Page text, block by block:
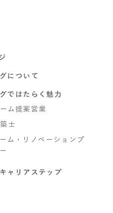
について
ではたらく魅力
ム提案営業
士
ム・リノベーションプ
ャリアステップ